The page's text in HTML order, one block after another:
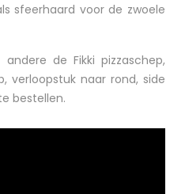
sfeerhaard voor de zwoele
de Fikki pizzaschep,
verloopstuk naar rond, side
bestellen.